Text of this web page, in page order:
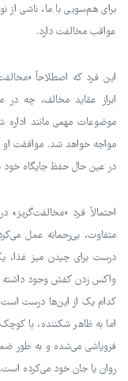
برای هم‌سویی با ما، ناشی از
عواقب مخالفت دارد.
این فرد که اصطلاحاً
ابراز عقاید مخالف، چه
موضوعات مهمی مانند اداره
مواجه خواهد شد. موافقت او
در عین حال حفظ جایگاه
احتمالاً فرد «مخالفت‌گریز»
متفاوت، بی‌رحمانه عمل
درست برای چیدن میز
واکس زدن کفش وجود داشته
کدام یک از این‌ها درست
اما به ظاهر شکننده، با
فروپاشی می‌شده و به طور
روان یا جان خود می‌کرده است.